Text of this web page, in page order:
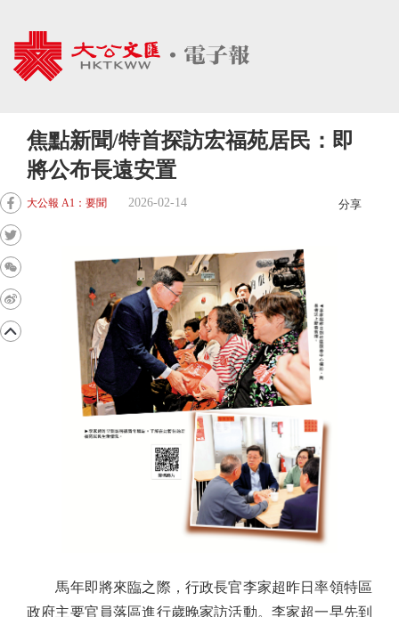
焦點新聞/特首探訪宏福苑居民：即
將公布長遠安置
大公報 A1：要聞 2026-02-14 分享
馬年即將來臨之際，行政長官李家超昨日率領特區
政府主要官員落區進行歲晚家訪活動。李家超一早先到